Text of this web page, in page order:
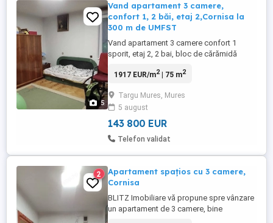
5
Vand apartament 3 camere,
confort 1, 2 băi, etaj 2,Cornisa la
300 m de UMFST
Vand apartament 3 camere confort 1
sporit, etaj 2, 2 bai, bloc de cărămidă
la 300 m de UMFST. Apartamentul are
geam. Se vinde mobilat si utilat. Împrejurul
blocului sunt multe spatii verzi, iar în
acelasi timp parcări ...
1917 EUR/m2| 75 m2
Targu Mures, Mures
5 august
143 800 EUR
Telefon validat
2
Apartament spațios cu 3 camere,
Cornisa
BLITZ Imobiliare vă propune spre vânzare
un apartament de 3 camere, bine